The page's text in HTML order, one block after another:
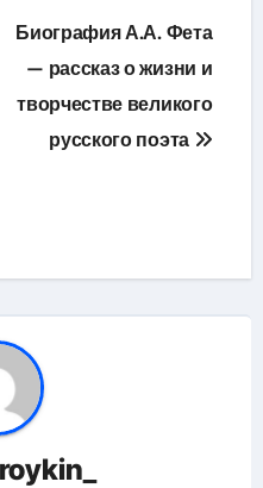
Биография А.А. Фета
— рассказ о жизни и
творчестве великого
русского поэта